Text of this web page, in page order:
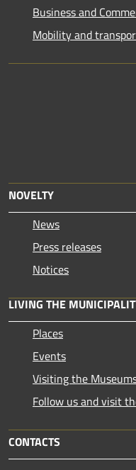
Business and
Mobility and
NOVELTY
News
Press releases
Notices
LIVING THE
Places
Events
Visiting the
Follow us and visit
CONTACTS